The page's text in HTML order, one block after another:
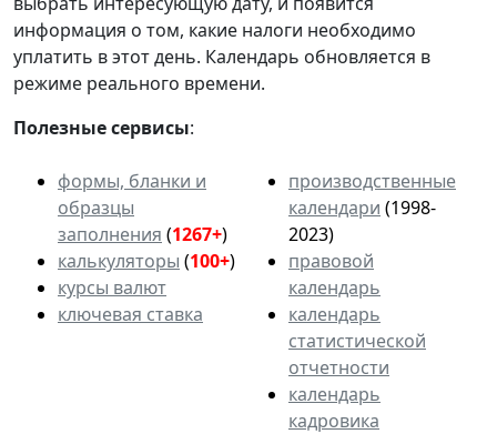
информация о том, какие налоги необходимо
уплатить в этот день. Календарь обновляется в
режиме реального времени.
Полезные сервисы:
формы, бланки и
образцы
заполнения (1267+)
калькуляторы (100+)
курсы валют
ключевая ставка
производственные
календари (1998-
2023)
правовой
календарь
календарь
статистической
отчетности
календарь
кадровика